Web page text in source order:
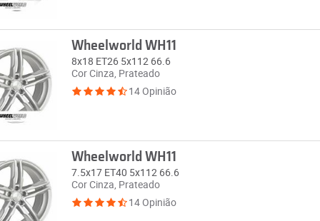
Wheelworld WH11
8x18 ET26 5x112 66.6
Cor Cinza, Prateado
14 Opinião
Wheelworld WH11
7.5x17 ET40 5x112 66.6
Cor Cinza, Prateado
14 Opinião